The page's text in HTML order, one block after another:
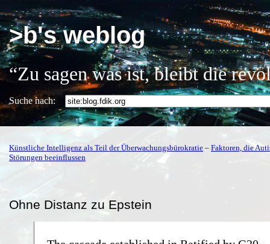
>b's weblog
“Zu sagen was ist, bleibt die
Suche nach:
Künstliche Intelligenz als Teil der Überwachungsbürokratie – Faktoren, die
Störungen beeinflussen
Ohne Distanz zu Epstein